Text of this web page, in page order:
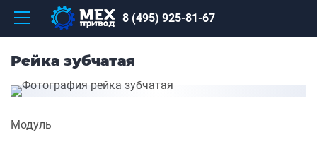
8 (495) 925-81-67
Рейка зубчатая
Модуль